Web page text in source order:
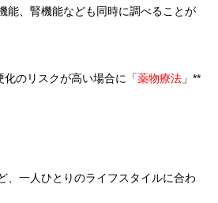
能、腎機能なども同時に調べることが
のリスクが高い場合に「 薬物療法 」**
、一人ひとりのライフスタイルに合わ